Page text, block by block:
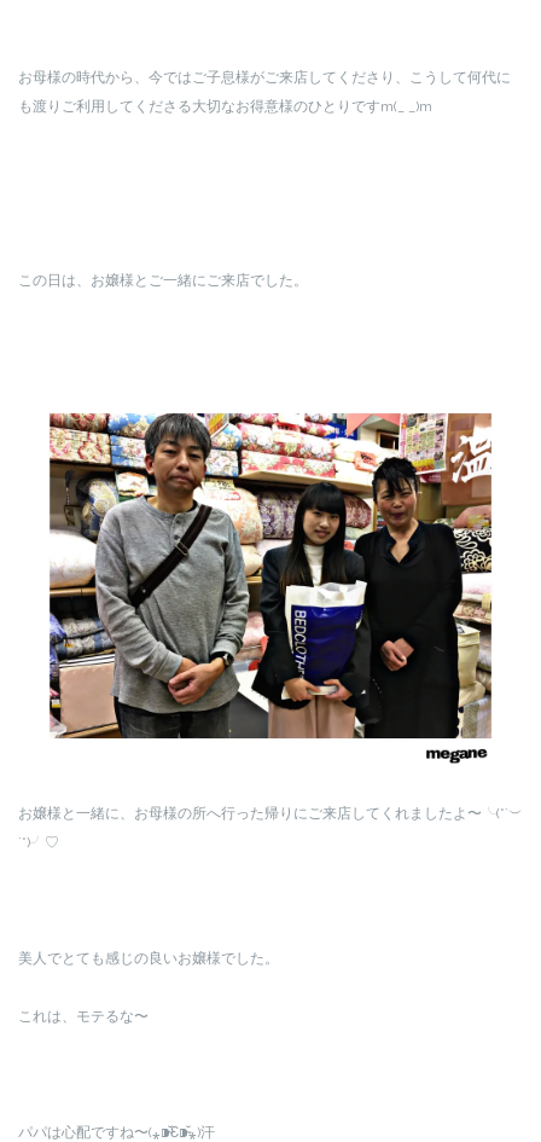
お母様の時代から、今ではご子息様がご来店してくださり、こうして何代に
も渡りご利用してくださる大切なお得意様のひとりですm(_ _)m
この日は、お嬢様とご一緒にご来店でした。
お嬢様と一緒に、お母様の所へ行った帰りにご来店してくれましたよ〜╰(*´︶
`*)╯♡
美人でとても感じの良いお嬢様でした。
これは、モテるな〜
パパは心配ですね〜(⁎⁍̴̆Ɛ⁍̴̆⁎)汗